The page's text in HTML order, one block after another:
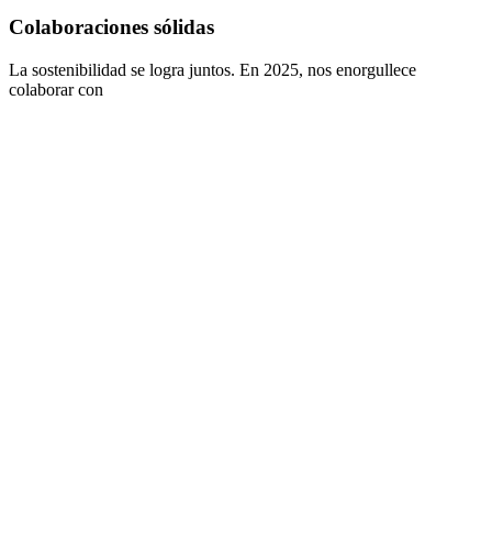
Colaboraciones sólidas
La sostenibilidad se logra juntos. En 2025, nos enorgullece
colaborar con